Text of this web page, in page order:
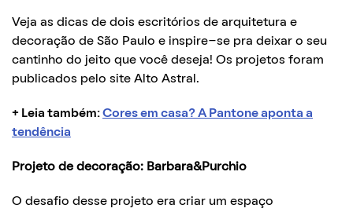
Veja as dicas de dois escritórios de arquitetura e
decoração de São Paulo e inspire-se pra deixar o seu
cantinho do jeito que você deseja! Os projetos foram
publicados pelo site Alto Astral.
+ Leia também: Cores em casa? A Pantone aponta a
tendência
Projeto de decoração: Barbara&Purchio
O desafio desse projeto era criar um espaço